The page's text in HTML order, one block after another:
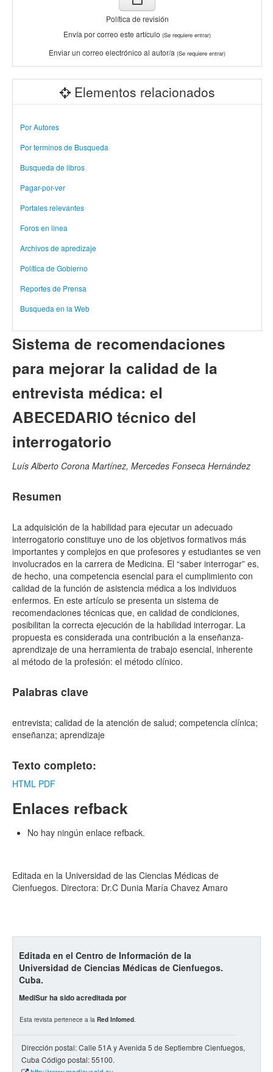
Política de revisión
Envía por correo este artículo (Se requiere entrar)
Enviar un correo electrónico al autor/a (Se requiere entrar)
Elementos relacionados
Por Autores
Por terminos de Busqueda
Busqueda de libros
Pagar-por-ver
Portales relevantes
Foros en linea
Archivos de apredizaje
Política de Gobierno
Reportes de Prensa
Busqueda en la Web
Sistema de recomendaciones
para mejorar la calidad de la
entrevista médica: el
ABECEDARIO técnico del
interrogatorio
Luís Alberto Corona Martínez, Mercedes Fonseca Hernández
Resumen
La adquisición de la habilidad para ejecutar un adecuado
interrogatorio constituye uno de los objetivos formativos más
importantes y complejos en que profesores y estudiantes se ven
involucrados en la carrera de Medicina. El “saber interrogar” es,
de hecho, una competencia esencial para el cumplimiento con
calidad de la función de asistencia médica a los individuos
enfermos. En este artículo se presenta un sistema de
recomendaciones técnicas que, en calidad de condiciones,
posibilitan la correcta ejecución de la habilidad interrogar. La
propuesta es considerada una contribución a la enseñanza-
aprendizaje de una herramienta de trabajo esencial, inherente
al método de la profesión: el método clínico.
Palabras clave
entrevista; calidad de la atención de salud; competencia clínica;
enseñanza; aprendizaje
Texto completo:
HTML PDF
Enlaces refback
No hay ningún enlace refback.
Editada en la Universidad de las Ciencias Médicas de
Cienfuegos. Directora: Dr.C Dunia María Chavez Amaro
Editada en el Centro de Información de la
Universidad de Ciencias Médicas de Cienfuegos.
Cuba.
MediSur ha sido acreditada por
Esta revista pertenece a la Red Infomed.
Dirección postal: Calle 51A y Avenida 5 de Septiembre Cienfuegos,
Cuba Código postal: 55100.